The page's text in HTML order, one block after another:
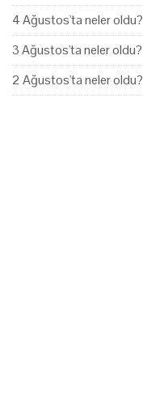
4 Ağustos'ta neler oldu?
3 Ağustos'ta neler oldu?
2 Ağustos'ta neler oldu?